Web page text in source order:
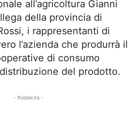
all’agricoltura Gianni
della provincia di
i rappresentanti di
l’azienda che produrrà il
di consumo
del prodotto.
- Pubblicità -